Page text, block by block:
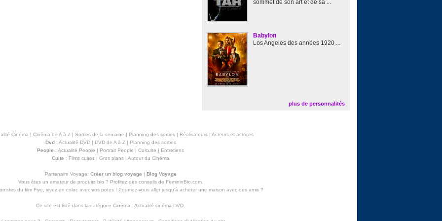
sommet de son art et de sa ...
Babylon
Los Angeles des années 1920 ...
plus de personnalités
Cinéma | Cinéma de A à Z| Sorties de la semaine | Planning des sorties| Réalisateurs| Acteurs et actrices
Dvd: Actualité DVD| DVD de A à Z| Planning des sorties
People : Actualité People | Portrait People | Culculte | Entretiens
Culte : Films cultes | Gros plans | Autour du Cinéma
Partenaire Voyage: Créer un blog voyage | Blog Voyage
Vous êtes un amateur de produits bio ? Profitez des conseils de FemininBio.com.
du film Five, vivez en coloc avec vos potes ! Pourriez-vous aller jusqu'à acheter une maison avec des amis?
Ce site est listé dans la catégorie Cinéma : Actualité cinéma DVD